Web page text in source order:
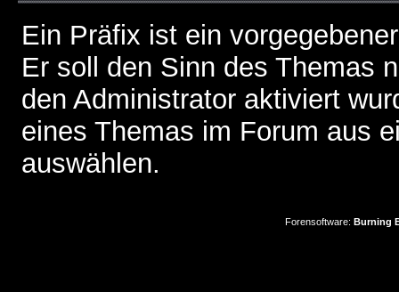
Ein Präfix ist ein
Er soll den Sinn des Themas
den Administrator aktiviert
eines Themas im Forum aus
auswählen.
Forensoftware: Burning